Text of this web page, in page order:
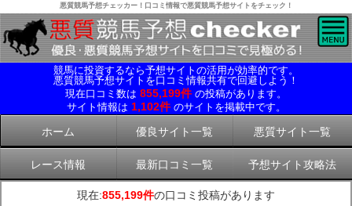
悪質競馬予想チェッカー！口コミ情報で悪質競馬予想サイトをチェック！
競馬に投資するなら予想サイトの活用が効率的です。
悪質競馬予想サイトを口コミ情報共有で回避しよう！
現在口コミ数は 855,199件 の投稿があります。
サイト情報は 1,102件 のサイトを掲載中です。
ホーム 優良サイト一覧 悪質サイト一覧
レース情報 最新口コミ一覧 予想サイト攻略法
現在:855,199件の口コミ投稿があります